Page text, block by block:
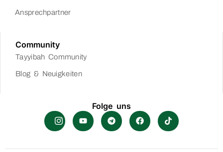
Ansprechpartner
Community
Tayyibah Community
Blog & Neuigkeiten
Folge uns